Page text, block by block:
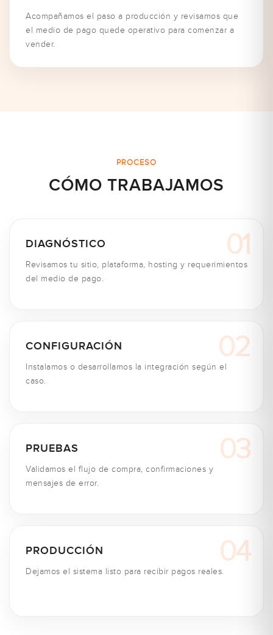
Acompañamos el paso a producción y revisamos que
el medio de pago quede operativo para comenzar a
vender.
PROCESO
CÓMO TRABAJAMOS
DIAGNÓSTICO
Revisamos tu sitio, plataforma, hosting y requerimientos
del medio de pago.
CONFIGURACIÓN
Instalamos o desarrollamos la integración según el
caso.
PRUEBAS
Validamos el flujo de compra, confirmaciones y
mensajes de error.
PRODUCCIÓN
Dejamos el sistema listo para recibir pagos reales.